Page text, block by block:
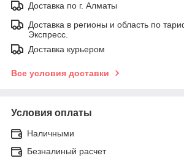
Доставка по г. Алматы
Доставка в регионы и область по
Экспресс.
Доставка курьером
Все условия доставки
Условия оплаты
Наличными
Безналиный расчет